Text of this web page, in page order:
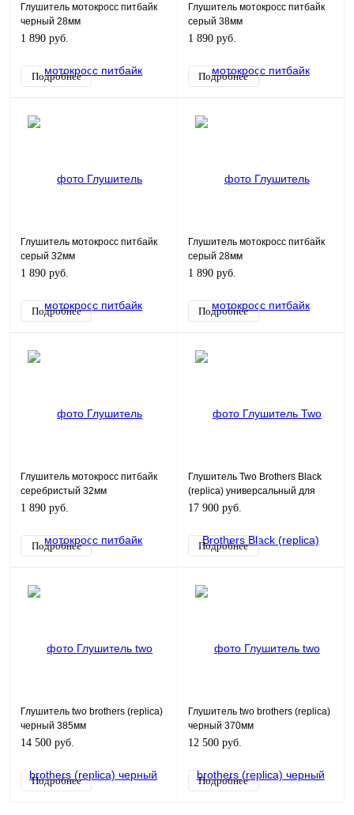
Глушитель мотокросс питбайк
черный 28мм
1 890 руб.
Подробнее
Глушитель мотокросс питбайк
серый 38мм
1 890 руб.
Подробнее
Глушитель мотокросс питбайк
серый 32мм
1 890 руб.
Подробнее
Глушитель мотокросс питбайк
серый 28мм
1 890 руб.
Подробнее
Глушитель мотокросс питбайк
серебристый 32мм
1 890 руб.
Подробнее
Глушитель Two Brothers Black
(replica) универсальный для
мотоцикла, для квадроцикла
17 900 руб.
Подробнее
Глушитель two brothers (replica)
черный 385мм
14 500 руб.
Подробнее
Глушитель two brothers (replica)
черный 370мм
12 500 руб.
Подробнее